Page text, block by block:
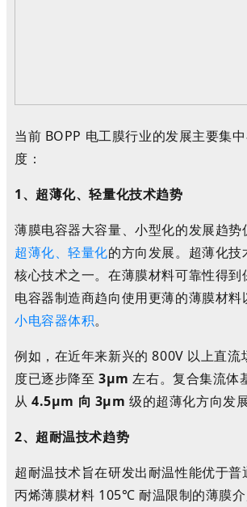
当前 BOPP 电工膜行业的发展主要集
度：
1、超薄化、轻量化技术趋势
薄膜电容器大容量、小型化的发展趋势
超薄化、轻量化的方向发展。超薄化技
核心技术之一。在薄膜材料可靠性得到
电容器制造商趋向使用更薄的薄膜材料
小电容器体积。
例如，在近年来新兴的 800V 以上直流
度已逐步降至3µm 左右。复合集流体
从4.5µm 向 3µm 级的超薄化方向发
2、 超耐温技术趋势
超耐温技术旨在研发出耐温性能优于普
丙烯薄膜材料 105℃ 耐温限制的薄膜